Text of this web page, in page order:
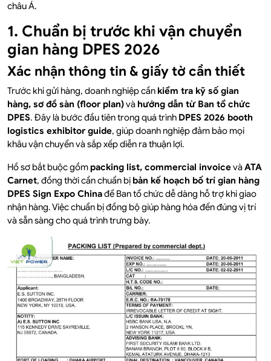
châu Á.
1. Chuẩn bị trước khi vận chuyển
gian hàng DPES 2026
Xác nhận thông tin & giấy tờ cần thiết
Trước khi gửi hàng, doanh nghiệp cần kiểm tra kỹ số gian
hàng, sơ đồ sàn (floor plan)và hướng dẫn từ Ban tổ chức
DPES. Đây là bước đầu tiên trong quá trình DPES 2026 booth
logistics exhibitor guide, giúp doanh nghiệp đảm bảo mọi
khâu vận chuyển và sắp xếp diễn ra thuận lợi.
Hồ sơ bắt buộc gồmpacking list, commercial invoicevàATA
Carnet, đồng thời cần chuẩn bị bản kế hoạch bố trí gian hàng
DPES Sign Expo Chinađể Ban tổ chức dễ dàng hỗ trợ khi giao
nhận hàng. Việc chuẩn bị đồng bộ giúp hàng hóa đến đúng vị trí
và sẵn sàng cho quá trình trưng bày.